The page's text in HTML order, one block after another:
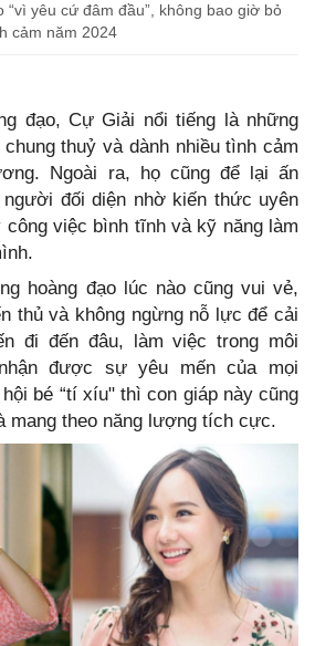
“vì yêu cứ đâm đầu”, không bao giờ bỏ
cảm năm 2024
đạo, Cự Giải nổi tiếng là những
thuỷ và dành nhiều tình cảm
Ngoài ra, họ cũng để lại ấn
đối diện nhờ kiến thức uyên
việc bình tĩnh và kỹ năng làm
hoàng đạo lúc nào cũng vui vẻ,
thủ và không ngừng nỗ lực để cải
đi đến đâu, làm việc trong môi
được sự yêu mến của mọi
bé “tí xíu" thì con giáp này cũng
mang theo năng lượng tích cực.